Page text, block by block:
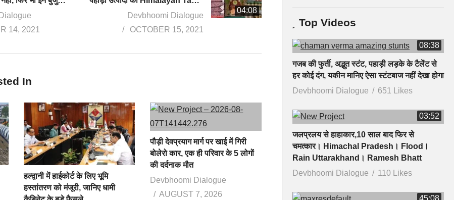
14, 2021
04:08
Devbhoomi Dialogue
OCTOBER 15, 2021
In
हल्द्वानी में हाईकोर्ट के लिए भूमि
हस्तांतरण को मंजूरी, जानिए धामी
पौड़ी देवप्रयाग मार्ग पर खाई में गिरी
बोलेरो कार, एक ही परिवार के 5 लोगों
की दर्दनाक मौत
Devbhoomi Dialogue
AUGUST 7, 2026
Top Videos
08:38
गजब की फुर्ती, अद्भुत स्टंट, पहाड़ी लड़के के टैलेंट से
हर कोई दंग, यकीन मानिए ऐसा स्टंटबाज नहीं देखा होगा
Devbhoomi Dialogue
651 Likes
03:52
जलप्रलय से हाहाकार,10 साल बाद फिर से
चमत्कार। Himachal Pradesh। Flood।
Rain Uttarakhand। Ramesh Bhatt
Devbhoomi Dialogue
110 Likes